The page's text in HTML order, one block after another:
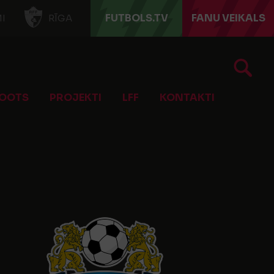
RĪGA FUTBOLS.TV FANU VEIKALS
PROJEKTI LFF KONTAKTI